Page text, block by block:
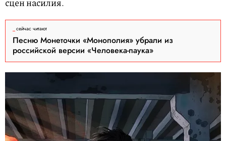
сцен насилия.
сейчас читают
Песню Монеточки «Монополия» убрали из
российской версии «Человека-паука»